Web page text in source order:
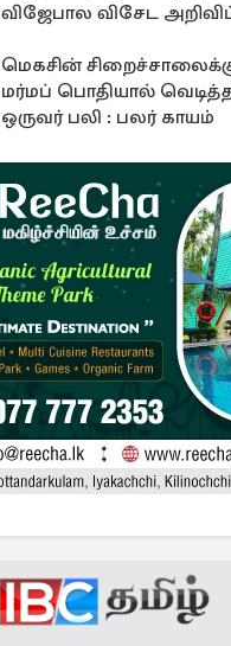
விஜேபால விசேட
மெகசின்
மர்மப் பொதியால்
ஒருவர் பலி : பலர் காயம்